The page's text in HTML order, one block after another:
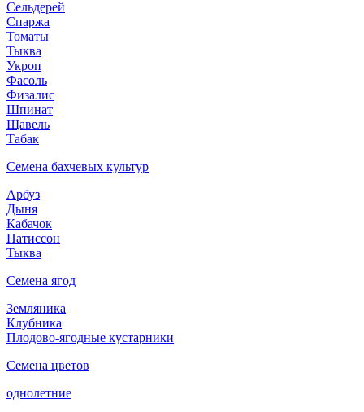
Сельдерей
Спаржа
Томаты
Тыква
Укроп
Фасоль
Физалис
Шпинат
Щавель
Табак
Семена бахчевых культур
Арбуз
Дыня
Кабачок
Патиссон
Тыква
Семена ягод
Земляника
Клубника
Плодово-ягодные кустарники
Семена цветов
однолетние